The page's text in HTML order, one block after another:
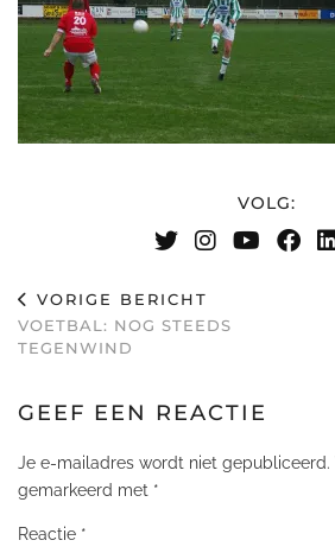
VOLG:
VORIGE BERICHT
VOETBAL: NOG STEEDS
TEGENWIND
GEEF EEN REACTIE
Je e-mailadres wordt niet gepubliceerd.
gemarkeerd met *
Reactie *